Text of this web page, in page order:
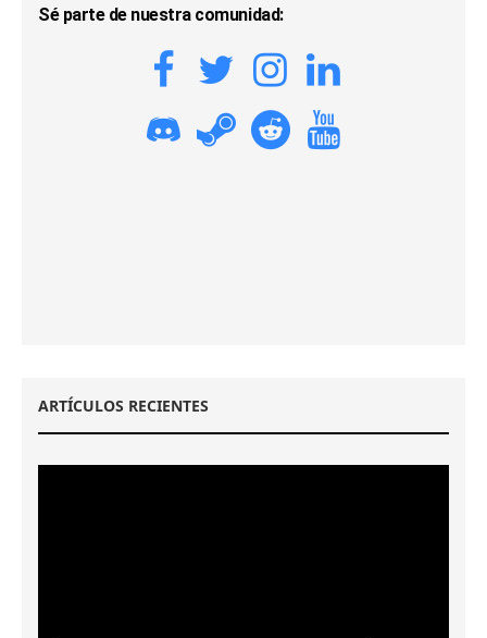
Sé parte de nuestra comunidad:
ARTÍCULOS RECIENTES